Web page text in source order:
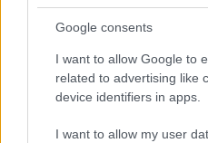
Google consents
I want to allow Google to
related to advertising like
device identifiers in apps.
I want to allow my user
Også tidligere
Staune-Mittet har lagt
over til sykling.I august
Lillehammer i Vuelta á
september.